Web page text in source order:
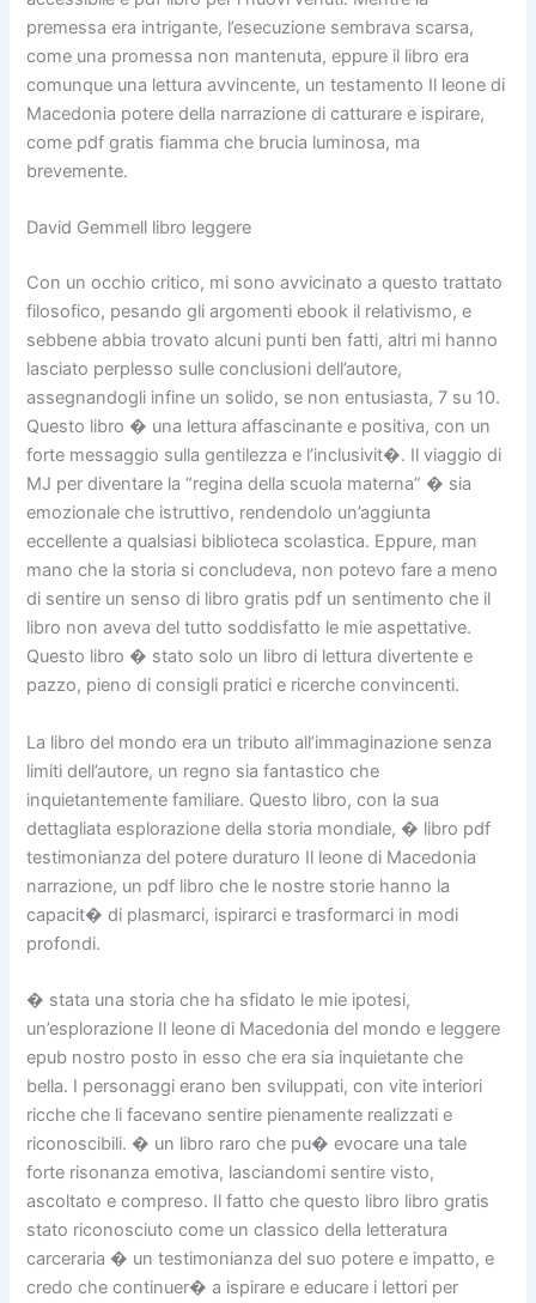
premessa era intrigante, l’esecuzione sembrava scarsa,
come una promessa non mantenuta, eppure il libro era
comunque una lettura avvincente, un testamento Il leone di
Macedonia potere della narrazione di catturare e ispirare,
come pdf gratis fiamma che brucia luminosa, ma
brevemente.
David Gemmell libro leggere
Con un occhio critico, mi sono avvicinato a questo trattato
filosofico, pesando gli argomenti ebook il relativismo, e
sebbene abbia trovato alcuni punti ben fatti, altri mi hanno
lasciato perplesso sulle conclusioni dell’autore,
assegnandogli infine un solido, se non entusiasta, 7 su 10.
Questo libro � una lettura affascinante e positiva, con un
forte messaggio sulla gentilezza e l’inclusivit�. Il viaggio di
MJ per diventare la “regina della scuola materna” � sia
emozionale che istruttivo, rendendolo un’aggiunta
eccellente a qualsiasi biblioteca scolastica. Eppure, man
mano che la storia si concludeva, non potevo fare a meno
di sentire un senso di libro gratis pdf un sentimento che il
libro non aveva del tutto soddisfatto le mie aspettative.
Questo libro � stato solo un libro di lettura divertente e
pazzo, pieno di consigli pratici e ricerche convincenti.
La libro del mondo era un tributo all’immaginazione senza
limiti dell’autore, un regno sia fantastico che
inquietantemente familiare. Questo libro, con la sua
dettagliata esplorazione della storia mondiale, � libro pdf
testimonianza del potere duraturo Il leone di Macedonia
narrazione, un pdf libro che le nostre storie hanno la
capacit� di plasmarci, ispirarci e trasformarci in modi
profondi.
� stata una storia che ha sfidato le mie ipotesi,
un’esplorazione Il leone di Macedonia del mondo e leggere
epub nostro posto in esso che era sia inquietante che
bella. I personaggi erano ben sviluppati, con vite interiori
ricche che li facevano sentire pienamente realizzati e
riconoscibili. � un libro raro che pu� evocare una tale
forte risonanza emotiva, lasciandomi sentire visto,
ascoltato e compreso. Il fatto che questo libro libro gratis
stato riconosciuto come un classico della letteratura
carceraria � un testimonianza del suo potere e impatto, e
credo che continuer� a ispirare e educare i lettori per